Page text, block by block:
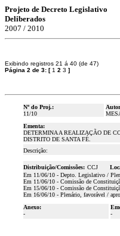
Projeto de Decreto Legislativo
Deliberados
2007 / 2010
Exibindo registros 21 á 40 (de 47)
Página 2 de 3: [ 1 2 3 ]
Nº do Proj.:
11/10
Ementa:
DETERMINA A REALIZAÇÃO DE
DISTRITO DE SANTA FÉ.
Descrição:
Distribuição/Comissões: CCJ
Em 11/06/10 - Depto. Legislativo /
Em 11/06/10 - Comissão de
Em 15/06/10 - Comissão de
Em 16/06/10 - Plenário, favorável /
Anexo:
-
-